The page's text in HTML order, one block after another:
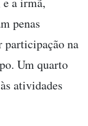
penas
participação na
Um quarto
atividades